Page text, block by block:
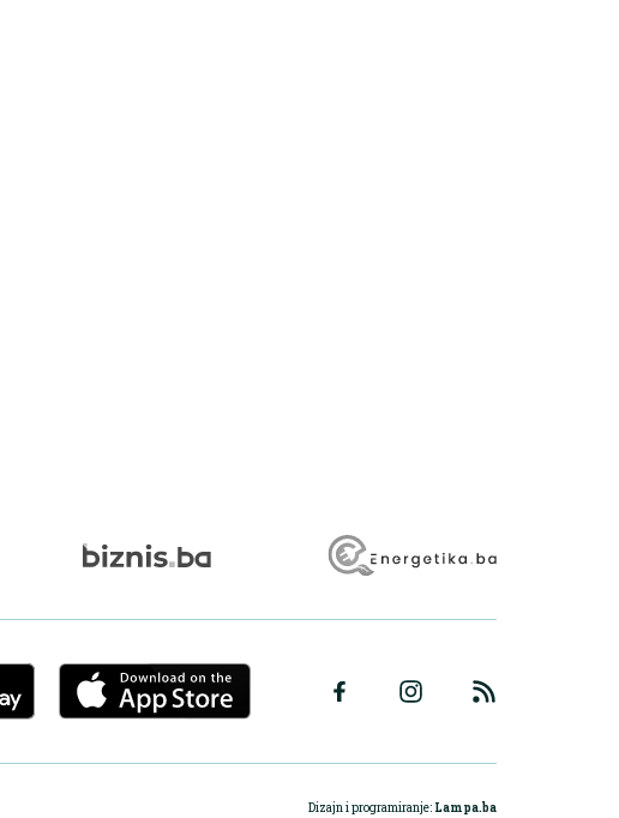
Dizajn i programiranje: Lampa.ba